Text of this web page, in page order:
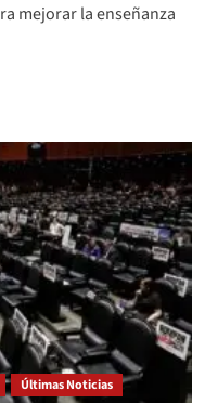
mejorar la enseñanza
Últimas Noticias